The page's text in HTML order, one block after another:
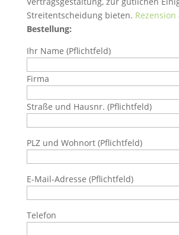
Streitentscheidung bieten. Rezension
Bestellung:
Ihr Name (Pflichtfeld)
Firma
Straße und Hausnr. (Pflichtfeld)
PLZ und Wohnort (Pflichtfeld)
E-Mail-Adresse (Pflichtfeld)
Telefon